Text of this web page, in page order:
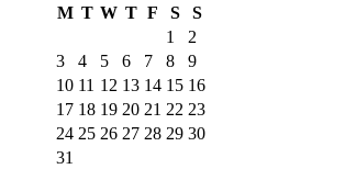
M T W T F S
S
1
2
3
4 5 6 7 8
9
10 11 12 13 14 15 16
17 18 19 20 21 22 23
24 25 26 27 28 29 30
31